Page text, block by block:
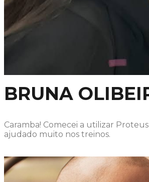
BRUNA
Caramba! Comecei a utilizar
ajudado muito nos treinos.